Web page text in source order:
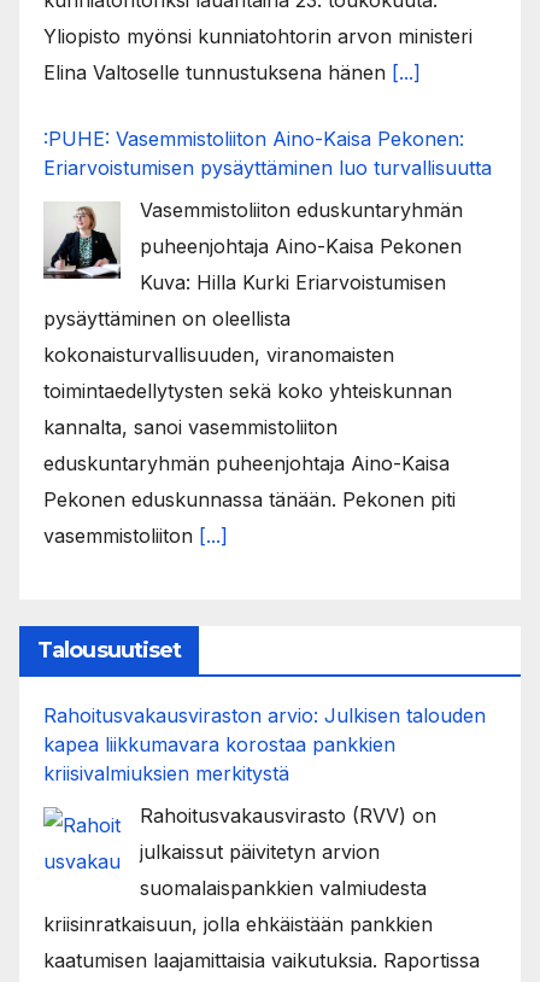
Yliopisto myönsi kunniatohtorin arvon ministeri
Elina Valtoselle tunnustuksena hänen [...]
:PUHE: Vasemmistoliiton Aino-Kaisa Pekonen:
Eriarvoistumisen pysäyttäminen luo turvallisuutta
Vasemmistoliiton eduskuntaryhmän
puheenjohtaja Aino-Kaisa Pekonen
Kuva: Hilla Kurki Eriarvoistumisen
pysäyttäminen on oleellista
kokonaisturvallisuuden, viranomaisten
toimintaedellytysten sekä koko yhteiskunnan
kannalta, sanoi vasemmistoliiton
eduskuntaryhmän puheenjohtaja Aino-Kaisa
Pekonen eduskunnassa tänään. Pekonen piti
vasemmistoliiton [...]
Talousuutiset
Rahoitusvakausviraston arvio: Julkisen talouden
kapea liikkumavara korostaa pankkien
kriisivalmiuksien merkitystä
Rahoitusvakausvirasto (RVV) on
julkaissut päivitetyn arvion
suomalaispankkien valmiudesta
kriisinratkaisuun, jolla ehkäistään pankkien
kaatumisen laajamittaisia vaikutuksia. Raportissa